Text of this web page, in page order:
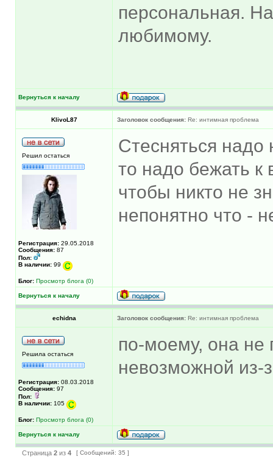
персональная.
любимому.
Вернуться к началу
KlivoL87 Заголовок сообщения: Re: интимная проблема
Решил остаться
Регистрация: 29.05.2018
Сообщения: 87
Пол:
В наличии: 99
Блог: Просмотр блога (0)
Стесняться надо
то надо бежать к
чтобы никто не
непонятно что -
Вернуться к началу
echidna Заголовок сообщения: Re: интимная проблема
Решила остаться
Регистрация: 08.03.2018
Сообщения: 97
Пол:
В наличии: 105
Блог: Просмотр блога (0)
по-моему, она не
невозможной из-
Вернуться к началу
Страница 2 из 4 [ Сообщений: 35 ]